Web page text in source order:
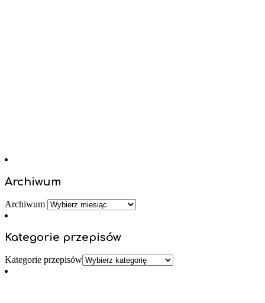
Archiwum
Archiwum
Kategorie przepisów
Kategorie przepisów